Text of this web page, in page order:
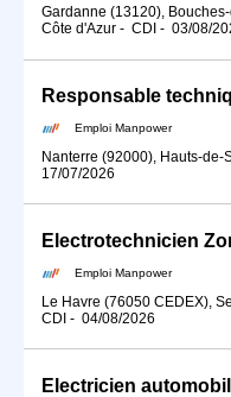
Gardanne (13120),
Côte d'Azur - CDI - 03/08/
Responsable
Emploi Manpower
Nanterre (92000), Hauts-de-
17/07/2026
Electrotechnicien
Emploi Manpower
Le Havre (76050 CEDEX),
CDI - 04/08/2026
Electricien